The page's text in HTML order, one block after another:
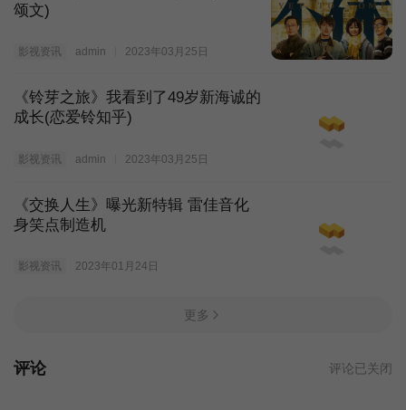
颂文)
影视资讯 admin 2023年03月25日
《铃芽之旅》我看到了49岁新海诚的
成长(恋爱铃知乎)
影视资讯 admin 2023年03月25日
《交换人生》曝光新特辑 雷佳音化
身笑点制造机
影视资讯 2023年01月24日
更多
评论 评论已关闭